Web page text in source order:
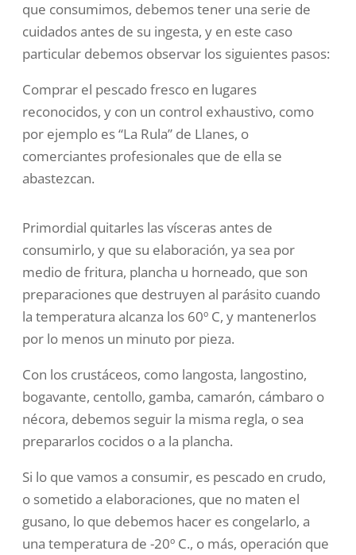
que consumimos, debemos tener una serie de
cuidados antes de su ingesta, y en este caso
particular debemos observar los siguientes pasos:
Comprar el pescado fresco en lugares
reconocidos, y con un control exhaustivo, como
por ejemplo es “La Rula” de Llanes, o
comerciantes profesionales que de ella se
abastezcan.
Primordial quitarles las vísceras antes de
consumirlo, y que su elaboración, ya sea por
medio de fritura, plancha u horneado, que son
preparaciones que destruyen al parásito cuando
la temperatura alcanza los 60º C, y mantenerlos
por lo menos un minuto por pieza.
Con los crustáceos, como langosta, langostino,
bogavante, centollo, gamba, camarón, cámbaro o
nécora, debemos seguir la misma regla, o sea
prepararlos cocidos o a la plancha.
Si lo que vamos a consumir, es pescado en crudo,
o sometido a elaboraciones, que no maten el
gusano, lo que debemos hacer es congelarlo, a
una temperatura de -20º C., o más, operación que